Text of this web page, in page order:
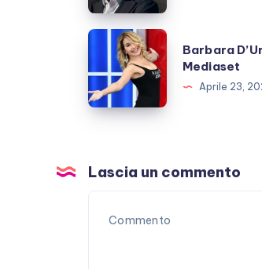
DiNozzo:
cosa
sappiamo
Barbara
D’Urso
denuncia
Mediaset
Barbara
Mediaset
Aprile 23,
Lascia un commento